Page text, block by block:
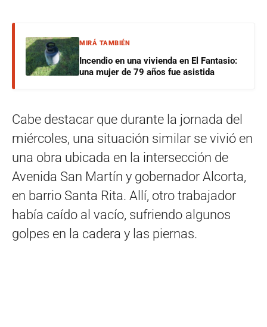
MIRÁ TAMBIÉN
Incendio en una vivienda en El Fantasio:
una mujer de 79 años fue asistida
Cabe destacar que durante la jornada del
miércoles, una situación similar se vivió en
una obra ubicada en la intersección de
Avenida San Martín y gobernador Alcorta,
en barrio Santa Rita. Allí, otro trabajador
había caído al vacío, sufriendo algunos
golpes en la cadera y las piernas.